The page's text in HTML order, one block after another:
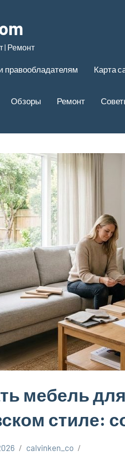
| Ремонт
правообладателям Карта
Обзоры Ремонт
мебель
стиле:
calvinken_co